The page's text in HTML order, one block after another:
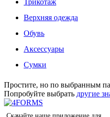
Трикотаж
Верхняя одежда
Обувь
Аксессуары
Сумки
Простите, но по выбранным
Попробуйте выбрать другие